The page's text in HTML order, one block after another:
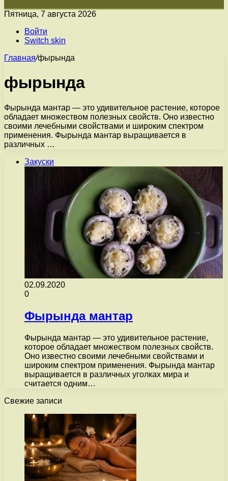
Пятница, 7 августа 2026
Войти
Switch skin
Главная/фырында
фырында
Фырында мантар — это удивительное растение, которое
обладает множеством полезных свойств. Оно известно
своими лечебными свойствами и широким спектром
применения. Фырында мантар выращивается в
различных …
Закуски
02.09.2020
0
Фырында мантар
Фырында мантар — это удивительное растение,
которое обладает множеством полезных свойств.
Оно известно своими лечебными свойствами и
широким спектром применения. Фырында мантар
выращивается в различных уголках мира и
считается одним…
Свежие записи